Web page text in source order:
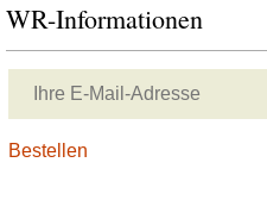
WR-Informationen